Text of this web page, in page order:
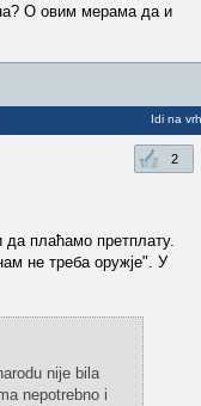
О овим мерама да и
Idi na vrh
2
да плаћамо претплату.
не треба оружје". У
nije bila
nepotrebno i